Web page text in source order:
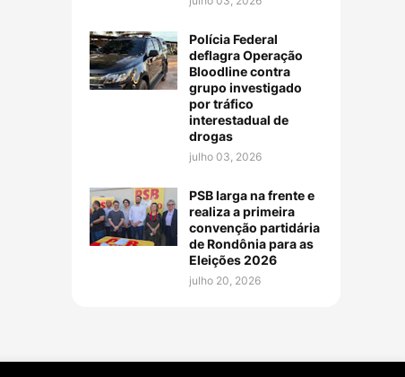
Polícia Federal
deflagra Operação
Bloodline contra
grupo investigado
por tráfico
interestadual de
drogas
julho 03, 2026
PSB larga na frente e
realiza a primeira
convenção partidária
de Rondônia para as
Eleições 2026
julho 20, 2026